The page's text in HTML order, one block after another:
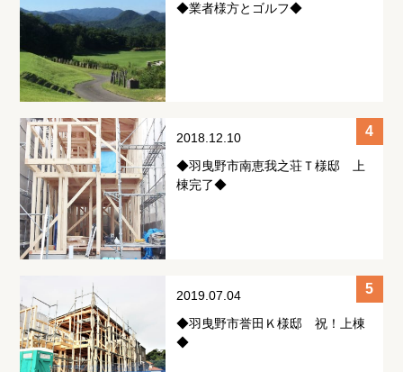
◆業者様方とゴルフ◆
2018.12.10
◆羽曳野市南恵我之荘Ｔ様邸 上
棟完了◆
2019.07.04
◆羽曳野市誉田Ｋ様邸 祝！上棟
◆